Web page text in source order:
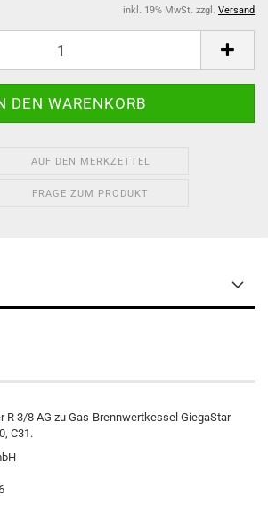
inkl. 19% MwSt. zzgl. Versand
AUF DEN MERKZETTEL
FRAGE ZUM PRODUKT
R 3/8 AG zu Gas-Brennwertkessel GiegaStar
C31.